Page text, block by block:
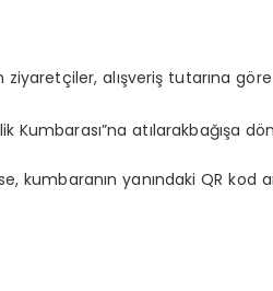
ziyaretçiler, alışveriş tutarına gö
Kumbarası”na atılarakbağışa dö
yanındaki QR kod